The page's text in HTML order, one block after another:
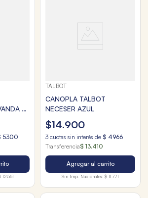
2
5300
12.561
TALBOT
CANOPLA TALBOT
NECESER AZUL
$14.900
3 cuotas sin interés de $ 4966
Transferencia$ 13.410
Agregar al carrito
Sin Imp. Nacionales: $ 11.771